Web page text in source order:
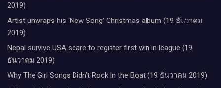
2019)
Artist unwraps his ‘New Song’ Christmas album (19 ธันวาคม
2019)
Nepal survive USA scare to register first win in league (19
ธันวาคม 2019)
Why The Girl Songs Didn’t Rock In the Boat (19 ธันวาคม 2019)